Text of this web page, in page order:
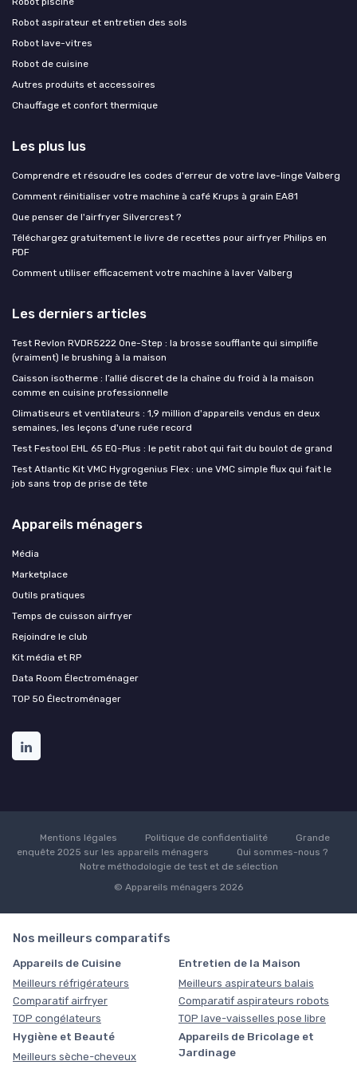
Robot aspirateur et entretien des sols
Robot lave-vitres
Robot de cuisine
Autres produits et accessoires
Chauffage et confort thermique
Les plus lus
Comprendre et résoudre les codes d'erreur de votre lave-linge Valberg
Comment réinitialiser votre machine à café Krups à grain EA81
Que penser de l'airfryer Silvercrest ?
Téléchargez gratuitement le livre de recettes pour airfryer Philips en
PDF
Comment utiliser efficacement votre machine à laver Valberg
Les derniers articles
Test Revlon RVDR5222 One-Step : la brosse soufflante qui simplifie
(vraiment) le brushing à la maison
Caisson isotherme : l’allié discret de la chaîne du froid à la maison
comme en cuisine professionnelle
Climatiseurs et ventilateurs : 1,9 million d'appareils vendus en deux
semaines, les leçons d'une ruée record
Test Festool EHL 65 EQ-Plus : le petit rabot qui fait du boulot de grand
Test Atlantic Kit VMC Hygrogenius Flex : une VMC simple flux qui fait le
job sans trop de prise de tête
Appareils ménagers
Média
Marketplace
Outils pratiques
Temps de cuisson airfryer
Rejoindre le club
Kit média et RP
Data Room Électroménager
TOP 50 Électroménager
Mentions légales Politique de confidentialité
Grande
enquête 2025 sur les appareils ménagers
Qui sommes-nous ?
Notre méthodologie de test et de sélection
© Appareils ménagers 2026
Nos meilleurs comparatifs
Appareils de Cuisine
Meilleurs réfrigérateurs
Comparatif airfryer
TOP congélateurs
Entretien de la Maison
Meilleurs aspirateurs balais
Comparatif aspirateurs robots
TOP lave-vaisselles pose libre
Hygiène et Beauté
Meilleurs sèche-cheveux
Appareils de Bricolage et
Jardinage